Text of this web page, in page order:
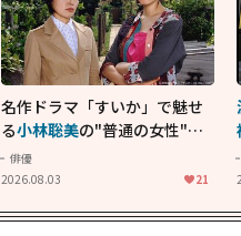
名作ドラマ「すいか」で魅せ
る小林聡美の"普通の女性"が
大人に刺さる...映画「かもめ
食堂」にも通じる静かな芝居
俳優
2026.08.03
21